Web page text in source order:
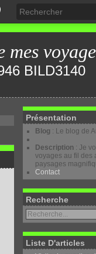
mes
Présentation
Blog : Le blog de
Description : Je
voyages au fil des
paysages
Contact
Recherche
Liste D'articles